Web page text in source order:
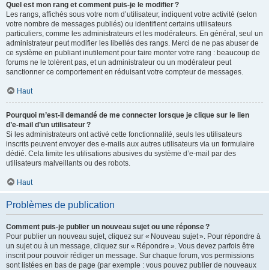
Quel est mon rang et comment puis-je le modifier ?
Les rangs, affichés sous votre nom d’utilisateur, indiquent votre activité (selon
votre nombre de messages publiés) ou identifient certains utilisateurs
particuliers, comme les administrateurs et les modérateurs. En général, seul un
administrateur peut modifier les libellés des rangs. Merci de ne pas abuser de
ce système en publiant inutilement pour faire monter votre rang : beaucoup de
forums ne le tolèrent pas, et un administrateur ou un modérateur peut
sanctionner ce comportement en réduisant votre compteur de messages.
Haut
Pourquoi m’est-il demandé de me connecter lorsque je clique sur le lien
d’e-mail d’un utilisateur ?
Si les administrateurs ont activé cette fonctionnalité, seuls les utilisateurs
inscrits peuvent envoyer des e-mails aux autres utilisateurs via un formulaire
dédié. Cela limite les utilisations abusives du système d’e-mail par des
utilisateurs malveillants ou des robots.
Haut
Problèmes de publication
Comment puis-je publier un nouveau sujet ou une réponse ?
Pour publier un nouveau sujet, cliquez sur « Nouveau sujet ». Pour répondre à
un sujet ou à un message, cliquez sur « Répondre ». Vous devez parfois être
inscrit pour pouvoir rédiger un message. Sur chaque forum, vos permissions
sont listées en bas de page (par exemple : vous pouvez publier de nouveaux